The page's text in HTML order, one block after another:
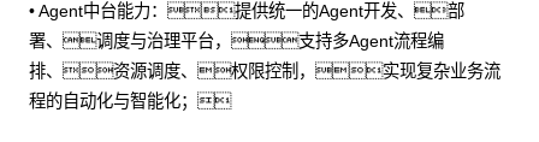
• Agent中台能力：提供统一的Agent开发、部
署、调度与治理平台，支持多Agent流程编
排、资源调度、权限控制，实现复杂业务流
程的自动化与智能化；